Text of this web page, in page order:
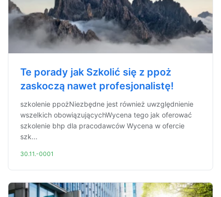
Te porady jak Szkolić się z ppoż
zaskoczą nawet profesjonalistę!
szkolenie ppożNiezbędne jest również uwzględnienie
wszelkich obowiązującychWycena tego jak oferować
szkolenie bhp dla pracodawców Wycena w ofercie
szk...
30.11.-0001